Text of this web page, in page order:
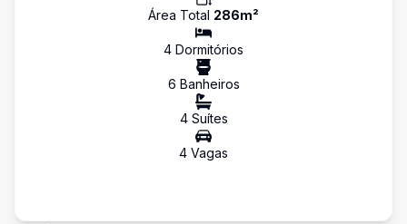
Área Total 286m²
4 Dormitórios
6 Banheiros
4Suítes
4 Vagas